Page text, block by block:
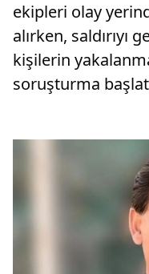
ekipleri olay
alırken, saldırıyı
kişilerin
soruşturma